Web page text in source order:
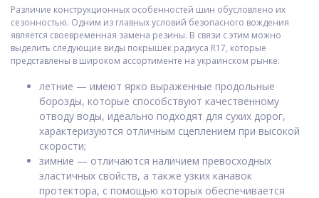
Различие конструкционных особенностей шин обусловлено их
сезонностью. Одним из главных условий безопасного вождения
является своевременная замена резины. В связи с этим можно
выделить следующие виды покрышек радиуса R17, которые
представлены в широком ассортименте на украинском рынке:
летние — имеют ярко выраженные продольные
борозды, которые способствуют качественному
отводу воды, идеально подходят для сухих дорог,
характеризуются отличным сцеплением при высокой
скорости;
зимние — отличаются наличием превосходных
эластичных свойств, а также узких канавок
протектора, с помощью которых обеспечивается